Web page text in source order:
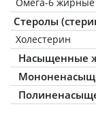
Стеролы
Холестерин
Насыщенные